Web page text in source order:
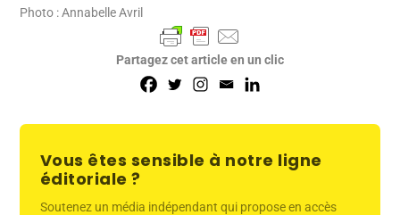
Photo : Annabelle Avril
Partagez cet article en un clic
Vous êtes sensible à notre ligne
éditoriale ?
Soutenez un média indépendant qui propose en accès